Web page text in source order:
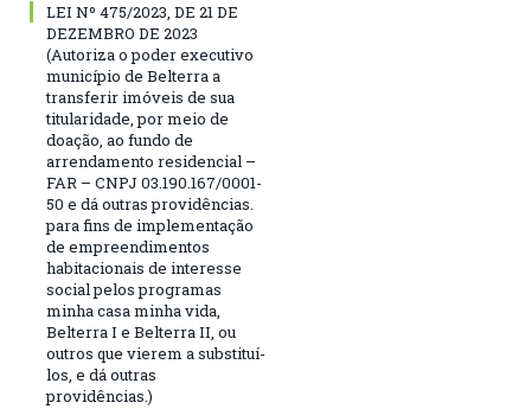
LEI Nº 475/2023, DE 21 DE
DEZEMBRO DE 2023
(Autoriza o poder executivo
município de Belterra a
transferir imóveis de sua
titularidade, por meio de
doação, ao fundo de
arrendamento residencial –
FAR – CNPJ 03.190.167/0001-
50 e dá outras providências.
para fins de implementação
de empreendimentos
habitacionais de interesse
social pelos programas
minha casa minha vida,
Belterra I e Belterra II, ou
outros que vierem a substituí-
los, e dá outras
providências.)